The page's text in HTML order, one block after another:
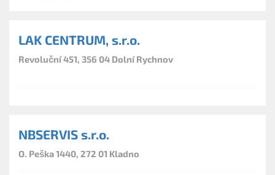
LAK CENTRUM, s.r.o.
Revoluční 451, 356 04 Dolní Rychnov
NBSERVIS s.r.o.
O. Peška 1440, 272 01 Kladno